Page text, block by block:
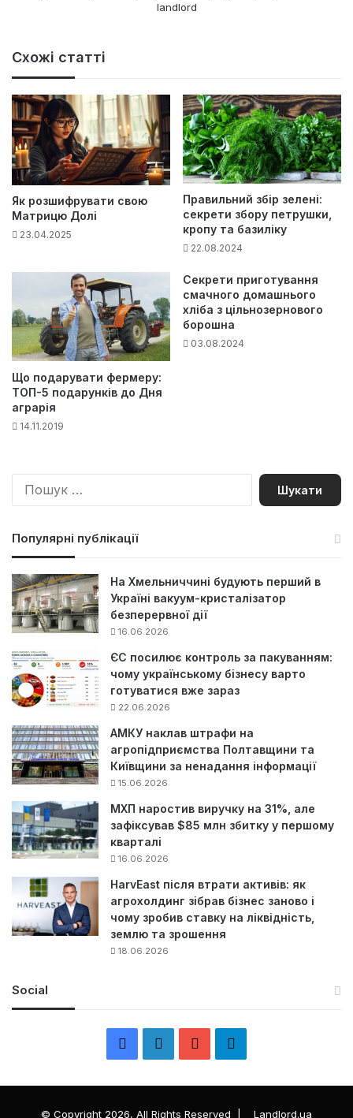
landlord
Схожі статті
Як розшифрувати свою
Матрицю Долі
23.04.2025
Правильний збір зелені:
секрети збору петрушки,
кропу та базиліку
22.08.2024
Що подарувати фермеру:
ТОП-5 подарунків до Дня
аграрія
14.11.2019
Секрети приготування
смачного домашнього
хліба з цільнозернового
борошна
03.08.2024
П
Популярні публікації
На Хмельниччині будують перший в
Україні вакуум-кристалізатор
безперервної дії
16.06.2026
ЄС посилює контроль за пакуванням:
чому українському бізнесу варто
готуватися вже зараз
22.06.2026
АМКУ наклав штрафи на
агропідприємства Полтавщини та
Київщини за ненадання інформації
15.06.2026
МХП наростив виручку на 31%, але
зафіксував $85 млн збитку у першому
кварталі
16.06.2026
HarvEast після втрати активів: як
агрохолдинг зібрав бізнес заново і
чому зробив ставку на ліквідність,
землю та зрошення
18.06.2026
Social
л
© Copyright 2026, All Rights Reserved | Landlord.ua